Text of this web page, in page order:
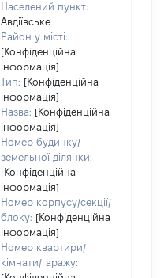
Населений пункт:
Авдіївське
Район у місті:
[Конфіденційна
інформація]
Тип: [Конфіденційна
інформація]
Назва: [Конфіденційна
інформація]
Номер будинку/
земельної ділянки:
[Конфіденційна
інформація]
Номер корпусу/секції/
блоку: [Конфіденційна
інформація]
Номер квартири/
кімнати/гаражу: